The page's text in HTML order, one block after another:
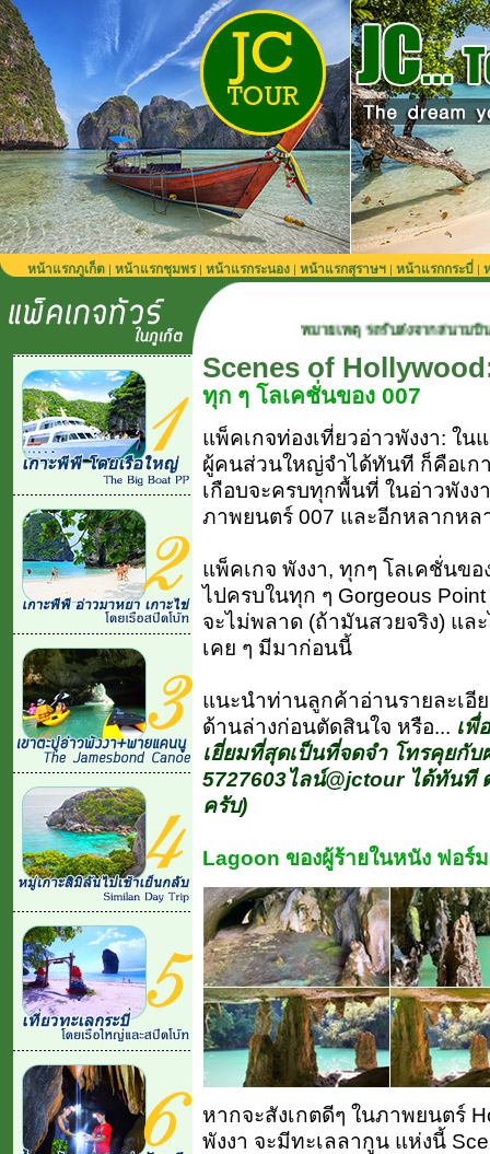
หน้าแรกภูเก็ต | หน้าแรกชุมพร| หน้าแรกระนอง | หน้าแรกสุราษฯ | หน้าแรกกระบี่ |
หมายเหตุ รถรับส่งจากสนามบินภูเก็ต 900 บาท
Scenes of
ทุก ๆ โลเคชั่นของ 007
แพ็คเกจท่องเที่ยวอ่าวพังงา: ใ
ผู้คนส่วนใหญ่จำได้ทันที ก็คือเก
เกือบจะครบทุกพื้นที่ ในอ่าวพังง
ภาพยนตร์ 007 และอีกหลากหล
แพ็คเกจ พังงา, ทุกๆ โลเคชั่นข
ไปครบในทุก ๆ Gorgeous
จะไม่พลาด (ถ้ามันสวยจริง) แล
เคย ๆ มีมาก่อนนี้
แนะนำท่านลูกค้าอ่านรายละเอี
ด้านล่างก่อนตัดสินใจ หรือ... เพื่
เยี่ยมที่สุดเป็นที่จดจำ โทรคุยกับ
5727603ไลน์@jctour ได้ทันที
ครับ)
Lagoon ของผู้ร้ายในหนัง ฟอร์
หากจะสังเกตดีๆ ในภาพยนตร์
พังงา จะมีทะเลลากูน แห่งนี้